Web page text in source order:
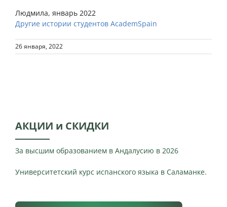
Людмила, январь 2022
Другие истории студентов AcademSpain
26 января, 2022
АКЦИИ и СКИДКИ
За высшим образованием в Андалусию в 2026
Университетский курс испанского языка в Саламанке.